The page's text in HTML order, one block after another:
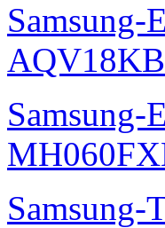
Samsung-
Samsung-